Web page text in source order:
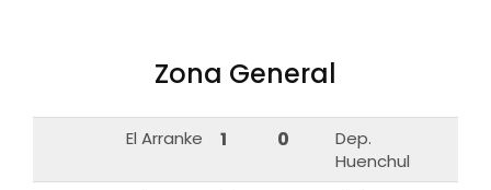
Zona General
El Arranke 1 0
Dep.
Huenchul